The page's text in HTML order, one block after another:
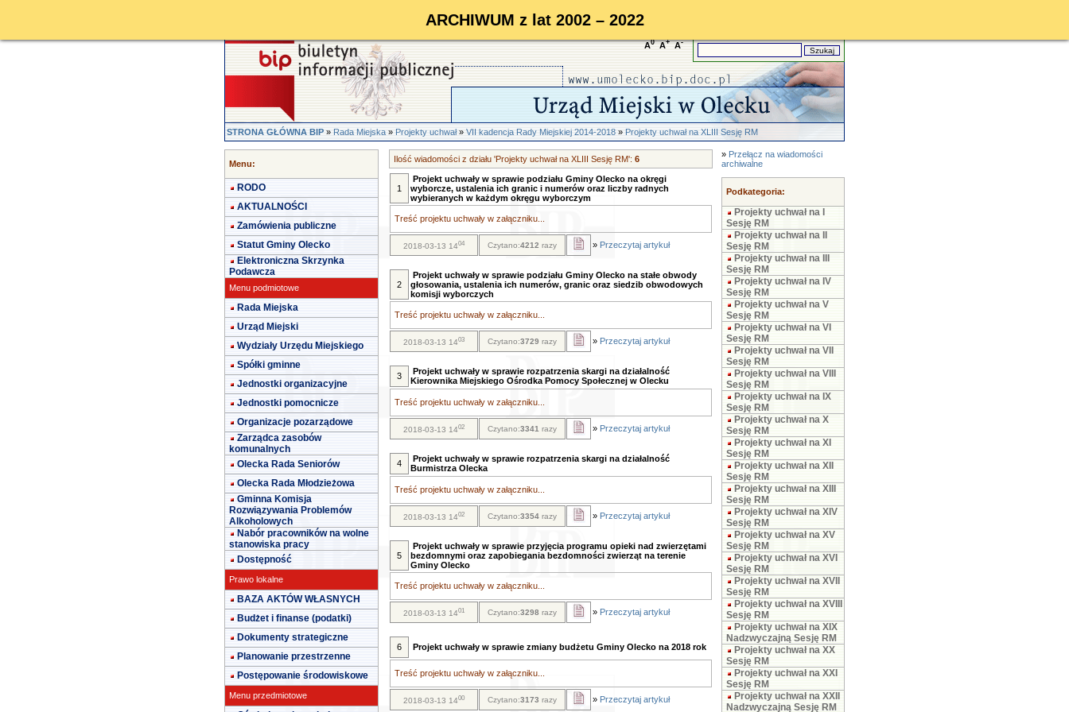
ARCHIWUM z lat 2002 – 2022
A0 A+ A-
STRONA GŁÓWNA BIP»Rada Miejska»Projekty uchwał»VII kadencja Rady Miejskiej 2014-2018»Projekty uchwał na XLIII Sesję RM
Menu:
RODO
AKTUALNOŚCI
Zamówienia publiczne
Statut Gminy Olecko
Elektroniczna Skrzynka
Podawcza
Menu podmiotowe
Rada Miejska
Urząd Miejski
Wydziały Urzędu Miejskiego
Spółki gminne
Jednostki organizacyjne
Jednostki pomocnicze
Organizacje pozarządowe
Zarządca zasobów
komunalnych
Olecka Rada Seniorów
Olecka Rada Młodzieżowa
Gminna Komisja
Rozwiązywania Problemów
Alkoholowych
Nabór pracowników na wolne
stanowiska pracy
Dostępność
Prawo lokalne
BAZA AKTÓW WŁASNYCH
Budżet i finanse (podatki)
Dokumenty strategiczne
Planowanie przestrzenne
Postępowanie środowiskowe
Menu przedmiotowe
Ilość wiadomości z działu 'Projekty uchwał na XLIII Sesję RM': 6
1
Projekt uchwały w sprawie podziału Gminy Olecko na okręgi
wyborcze, ustalenia ich granic i numerów oraz liczby radnych
wybieranych w każdym okręgu wyborczym
Treść projektu uchwały w załączniku...
2018-03-13 1404 Czytano:4212 razy » Przeczytaj artykuł
2
Projekt uchwały w sprawie podziału Gminy Olecko na stałe obwody
głosowania, ustalenia ich numerów, granic oraz siedzib obwodowych
komisji wyborczych
Treść projektu uchwały w załączniku...
2018-03-13 1403 Czytano:3729 razy » Przeczytaj artykuł
3
Projekt uchwały w sprawie rozpatrzenia skargi na działalność
Kierownika Miejskiego Ośrodka Pomocy Społecznej w Olecku
Treść projektu uchwały w załączniku...
2018-03-13 1402 Czytano:3341 razy » Przeczytaj artykuł
4
Projekt uchwały w sprawie rozpatrzenia skargi na działalność
Burmistrza Olecka
Treść projektu uchwały w załączniku...
2018-03-13 1402 Czytano:3354razy » Przeczytaj artykuł
5
Projekt uchwały w sprawie przyjęcia programu opieki nad zwierzętami
bezdomnymi oraz zapobiegania bezdomności zwierząt na terenie
Gminy Olecko
Treść projektu uchwały w załączniku...
2018-03-13 1401 Czytano:3298 razy » Przeczytaj artykuł
6 Projekt uchwały w sprawie zmiany budżetu Gminy Olecko na 2018 rok
Treść projektu uchwały w załączniku...
2018-03-13 1400 Czytano:3173 razy » Przeczytaj artykuł
» Przełącz na wiadomości
archiwalne
Podkategoria:
Projekty uchwał na I
Sesję RM
Projekty uchwał na II
Sesję RM
Projekty uchwał na III
Sesję RM
Projekty uchwał na IV
Sesję RM
Projekty uchwał na V
Sesję RM
Projekty uchwał na VI
Sesję RM
Projekty uchwał na VII
Sesję RM
Projekty uchwał na VIII
Sesję RM
Projekty uchwał na IX
Sesję RM
Projekty uchwał na X
Sesję RM
Projekty uchwał na XI
Sesję RM
Projekty uchwał na XII
Sesję RM
Projekty uchwał na XIII
Sesję RM
Projekty uchwał na XIV
Sesję RM
Projekty uchwał na XV
Sesję RM
Projekty uchwał na XVI
Sesję RM
Projekty uchwał na XVII
Sesję RM
Projekty uchwał na XVIII
Sesję RM
Projekty uchwał na XIX
Nadzwyczajną Sesję RM
Projekty uchwał na XX
Sesję RM
Projekty uchwał na XXI
Sesję RM
Projekty uchwał na XXII
Nadzwyczajną Sesję RM